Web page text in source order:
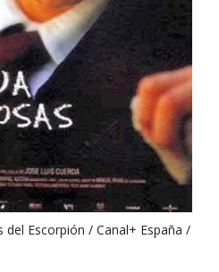
Escorpión / Canal+ España /